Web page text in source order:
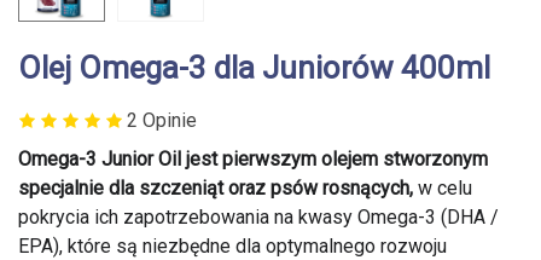
Olej Omega-3 dla Juniorów 400ml
2 Opinie
Omega-3 Junior Oil jest pierwszym olejem stworzonym
specjalnie dla szczeniąt oraz psów rosnących, w celu
pokrycia ich zapotrzebowania na kwasy Omega-3 (DHA /
EPA), które są niezbędne dla optymalnego rozwoju